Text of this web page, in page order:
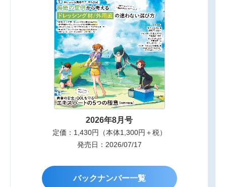
2026年8月号
定価：1,430円（本体1,300円＋税）
発売日：2026/07/17
バックナンバー一覧